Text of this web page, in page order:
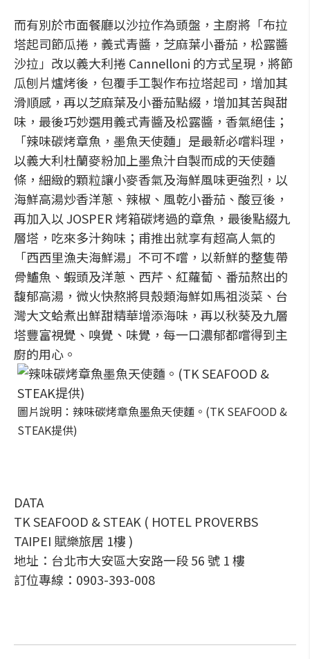
而有別於市面餐廳以沙拉作為頭盤，主廚將「布拉
塔起司節瓜捲，義式青醬，芝麻葉小番茄，松露醬
沙拉」改以義大利捲 Cannelloni 的方式呈現，將節
瓜刨片爐烤後，包覆手工製作布拉塔起司，增加其
滑順感，再以芝麻葉及小番茄點綴，增加其苦與甜
味，最後巧妙選用義式青醬及松露醬，香氣絕佳；
「辣味碳烤章魚，墨魚天使麵」是最新必嚐料理，
以義大利杜蘭麥粉加上墨魚汁自製而成的天使麵
條，細緻的顆粒讓小麥香氣及海鮮風味更強烈，以
海鮮高湯炒香洋蔥、辣椒、風乾小番茄、酸豆後，
再加入以 JOSPER 烤箱碳烤過的章魚，最後點綴九
層塔，吃來多汁夠味；甫推出就享有超高人氣的
「西西里漁夫海鮮湯」不可不嚐，以新鮮的整隻帶
骨鱸魚、蝦頭及洋蔥、西芹、紅蘿蔔、番茄熬出的
馥郁高湯，微火快熬將貝殼類海鮮如馬祖淡菜、台
灣大文蛤煮出鮮甜精華增添海味，再以秋葵及九層
塔豐富視覺、嗅覺、味覺，每一口濃郁都嚐得到主
廚的用心。
圖片說明：辣味碳烤章魚墨魚天使麵。(TK SEAFOOD &
STEAK提供)
DATA
TK SEAFOOD & STEAK ( HOTEL PROVERBS
TAIPEI 賦樂旅居 1樓 )
地址：台北市大安區大安路一段 56 號 1 樓
訂位專線：0903-393-008